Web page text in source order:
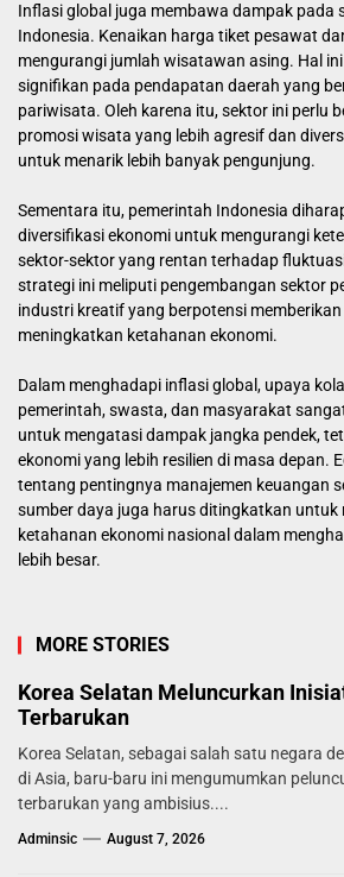
Inflasi global juga membawa dampak pada
Indonesia. Kenaikan harga tiket pesawat
mengurangi jumlah wisatawan asing. Hal
signifikan pada pendapatan daerah yang
pariwisata. Oleh karena itu, sektor ini perlu
promosi wisata yang lebih agresif dan
untuk menarik lebih banyak pengunjung.
Sementara itu, pemerintah Indonesia
diversifikasi ekonomi untuk mengurangi
sektor-sektor yang rentan terhadap
strategi ini meliputi pengembangan sektor
industri kreatif yang berpotensi
meningkatkan ketahanan ekonomi.
Dalam menghadapi inflasi global, upaya
pemerintah, swasta, dan masyarakat
untuk mengatasi dampak jangka pendek,
ekonomi yang lebih resilien di masa depan.
tentang pentingnya manajemen keuangan
sumber daya juga harus ditingkatkan untuk
ketahanan ekonomi nasional dalam
lebih besar.
MORE STORIES
Korea Selatan Meluncurkan
Terbarukan
Korea Selatan, sebagai salah satu negara
di Asia, baru-baru ini mengumumkan
terbarukan yang ambisius....
Adminsic August 7, 2026